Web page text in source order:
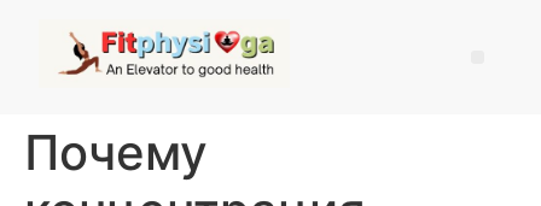
Почему